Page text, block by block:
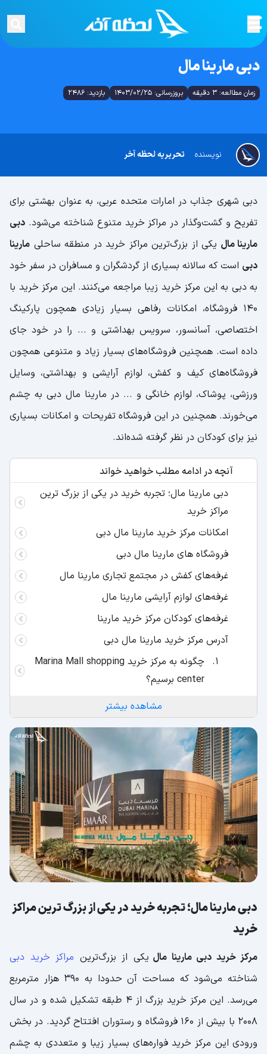
دبی مارینا مال
زمان مطالعه: 3 دقیقه بروزرسانی: 1403/02/25 بازدید: 2486
تحریریه لحظه آخر نویسنده
دبی شهری جذاب در امارات متحده عربی، به عنوان بهشتی برای
تفریح و گشت‌وگذار در مراکز خرید متنوع شناخته می‌شود. دبی
مارینا مال یکی از بزرگ‌ترین مراکز خرید در منطقه ساحلی مارینا
دبی است که سالانه بسیاری از گردشگران و مسافران در سفر خود
به دبی به این مرکز خرید زیبا مراجعه می‌کنند. این مرکز خرید با
140 فروشگاه، امکانات رفاهی بسیار زیادی همچون پارکینگ‌
اختصاصی، آسانسور، سرویس بهداشتی و ... را در خود جای
داده است. همچنین فروشگاه‌های بسیار زیاد و متنوعی همچون
فروشگاه‌های کیف و کفش، لوازم آرایشی و بهداشتی، وسایل
ورزشی، پوشاک، لوازم خانگی و‌‌‌‌‌ ... در مارینا مال دبی به چشم
می‌خورند. همچنین در این فروشگاه تفریحات و امکانات بسیاری
نیز برای کودکان در نظر گرفته شده‌اند.
آنچه در ادامه مطلب خواهید خواند
دبی مارینا مال؛ تجربه خرید در یکی از بزرگ ترین
مراکز خرید
امکانات مرکز خرید مارینا مال دبی
فروشگاه های مارینا مال دبی
غرفه‌های کفش در مجتمع تجاری مارینا مال
غرفه‌های لوازم آرایشی مارینا مال
غرفه‌های کودکان مرکز خرید مارینا
آدرس مرکز خرید مارینا مال دبی
چگونه به مرکز خرید Marina Mall shopping
center برسیم؟
ساعت کاری دبی مارینا مال
مشاهده بیشتر
دبی مارینا مال؛ تجربه خرید در یکی از بزرگ ترین مراکز
خرید
مرکز خرید دبی مارینا مال یکی از بزرگ‌ترین مراکز خرید دبی
شناخته می‌شود که مساحت آن حدودا به ۳۹۰ هزار مترمربع
می‌رسد. این مرکز خرید بزرگ از ۴ طبقه تشکیل شده و در سال
2008 با بیش از ۱۶۰ فروشگاه و رستوران افتتاح گردید. در بخش
ورودی این مرکز خرید فواره‌های بسیار زیبا و متعددی به چشم